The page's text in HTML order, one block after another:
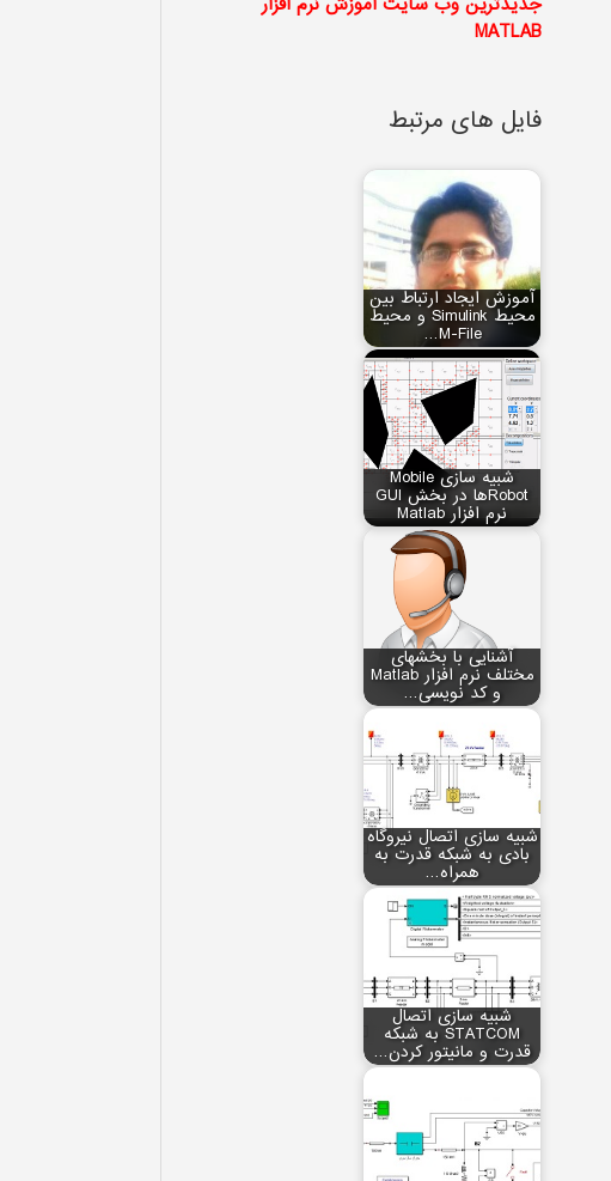
MATLAB
فایل های مرتبط
آموزش ایجاد ارتباط بین
محیط Simulink و محیط
M-File…
شبیه سازی Mobile
Robotها در بخش GUI
نرم افزار Matlab
آشنایی با بخش‏های
مختلف نرم افزار Matlab
و کد نویسی…
شبیه سازی اتصال نیروگاه
بادی به شبکه قدرت به
همراه…
شبیه سازی اتصال
STATCOM به شبکه
قدرت و مانیتور کردن…